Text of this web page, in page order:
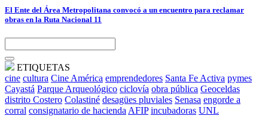
El Ente del Área Metropolitana convocó a un encuentro para reclamar
obras en la Ruta Nacional 11
ETIQUETAS
cine cultura Cine América emprendedores Santa Fe Activa pymes
Cayastá Parque Arqueológico ciclovía obra pública Geoceldas
distrito Costero Colastiné desagües pluviales Senasa engorde a
corral consignatario de hacienda AFIP incubadoras UNL